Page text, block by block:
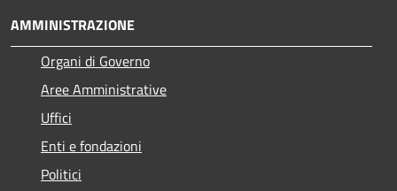
AMMINISTRAZIONE
Organi di Governo
Aree Amministrative
Uffici
Enti e fondazioni
Politici